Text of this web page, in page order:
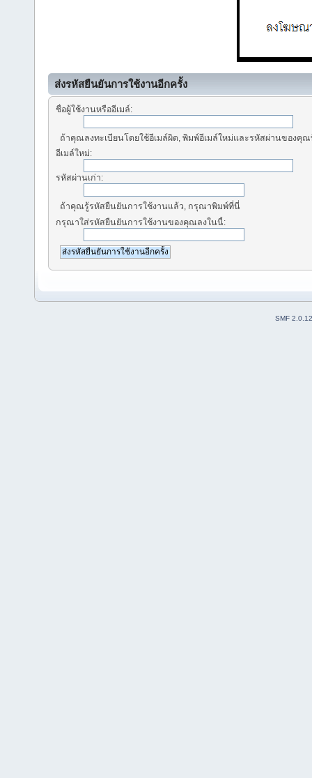
ส่งรหัสยืนยันการใช้งานอีกครั้ง
ชื่อผู้ใช้งานหรืออีเมล์:
ถ้าคุณลงทะเบียนโดยใช้อีเมล์ผิด, พิมพ์อีเมล์ใหม่และรหัสผ่านของคุ
อีเมล์ใหม่:
รหัสผ่านเก่า:
ถ้าคุณรู้รหัสยืนยันการใช้งานแล้ว, กรุณาพิมพ์ที่นี่
กรุณาใส่รหัสยืนยันการใช้งานของคุณลงในนี้:
SMF 2.0.12